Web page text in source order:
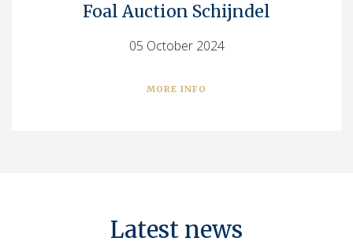
Foal Auction Schijndel
05 October 2024
MORE INFO
Latest news